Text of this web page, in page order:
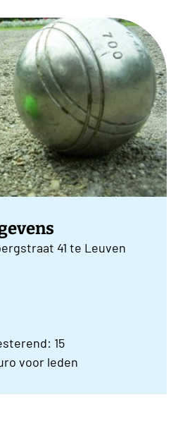
41 te Leuven
15
voor leden